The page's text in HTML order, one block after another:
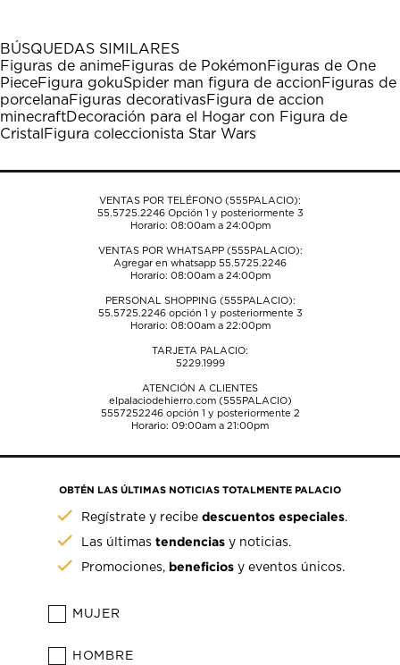
1
estrella
Esta
acción
abrirá
el
formulario
envío.
estrellas.
Esta
acción
abrirá
el
formulario
envío.
estrellas.
Esta
acción
abrirá
el
formulario
envío.
estrellas.
Esta
acción
abrirá
el
formulario
envío.
estrellas.
Esta
acción
abrirá
el
formulario
envío.
BÚSQUEDAS SIMILARES
Figuras de animeFiguras de PokémonFiguras de One
PieceFigura gokuSpider man figura de accionFiguras de
porcelanaFiguras decorativasFigura de accion
minecraftDecoración para el Hogar con Figura de
Cristal Figura coleccionista Star Wars
VENTAS POR TELÉFONO (555PALACIO):
55.5725.2246Opción 1 y posteriormente 3
Horario: 08:00am a 24:00pm
VENTAS POR WHATSAPP (555PALACIO):
Agregar en whatsapp 55.5725.2246
Horario: 08:00am a 24:00pm
PERSONAL SHOPPING (555PALACIO):
55.5725.2246opción 1 y posteriormente 3
Horario: 08:00am a 22:00pm
TARJETA PALACIO:
5229.1999
ATENCIÓN A CLIENTES
elpalaciodehierro.com (555PALACIO)
5557252246opción 1 y posteriormente 2
Horario: 09:00am a 21:00pm
OBTÉN LAS ÚLTIMAS NOTICIAS TOTALMENTE PALACIO
Regístrate y recibedescuentos especiales.
Las últimastendencias y noticias.
Promociones, beneficios y eventos únicos.
MUJER
HOMBRE